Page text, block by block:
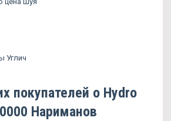
Углич
покупателей о Hydro
Нариманов